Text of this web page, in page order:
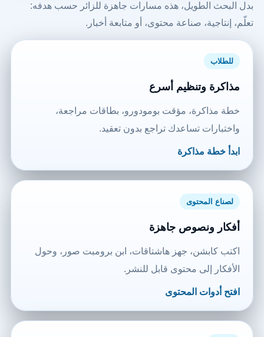
بدل البحث الطويل، هذه مسارات جاهزة للزائر حسب هدفه:
تعلّم، إنتاجية، صناعة محتوى، أو متابعة أخبار.
للطلاب
مذاكرة وتنظيم أسرع
خطة مذاكرة، مؤقت بومودورو، بطاقات مراجعة،
واختبارات تساعدك تراجع بدون تعقيد.
ابدأ خطة مذاكرة
لصناع المحتوى
أفكار ونصوص جاهزة
اكتب كابشن، جهز هاشتاقات، ابن برومبت صور، وحول
الأفكار إلى محتوى قابل للنشر.
افتح أدوات المحتوى